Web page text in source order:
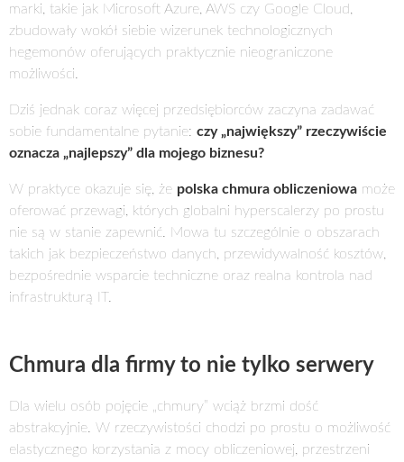
marki, takie jak Microsoft Azure, AWS czy Google Cloud,
zbudowały wokół siebie wizerunek technologicznych
hegemonów oferujących praktycznie nieograniczone
możliwości.
Dziś jednak coraz więcej przedsiębiorców zaczyna zadawać
sobie fundamentalne pytanie: czy „największy” rzeczywiście
oznacza „najlepszy” dla mojego biznesu?
W praktyce okazuje się, że polska chmura obliczeniowa może
oferować przewagi, których globalni hyperscalerzy po prostu
nie są w stanie zapewnić. Mowa tu szczególnie o obszarach
takich jak bezpieczeństwo danych, przewidywalność kosztów,
bezpośrednie wsparcie techniczne oraz realna kontrola nad
infrastrukturą IT.
Chmura dla firmy to nie tylko serwery
Dla wielu osób pojęcie „chmury” wciąż brzmi dość
abstrakcyjnie. W rzeczywistości chodzi po prostu o możliwość
elastycznego korzystania z mocy obliczeniowej, przestrzeni